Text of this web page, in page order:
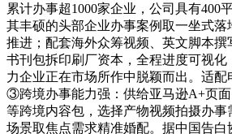
累计办事超1000家企业，公司具有400
其丰硕的头部企业办事案例取一坐式落
推进；配套海外众筹视频、英文脚本
书刊包拆印刷厂资本，全程进度可视
力企业正在市场所作中脱颖而出。适配
③跨境办事能力强：供给亚马逊A+页
等跨境内容包，选择产物视频拍摄办事
场景取焦点需求精准婚配。据中国告白